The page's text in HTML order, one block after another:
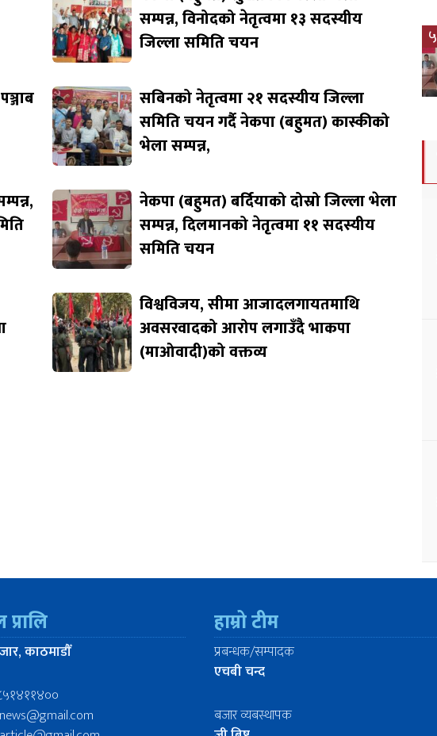
सम्पन्न, विनोदको नेतृत्वमा १३ सदस्यीय
जिल्ला समिति चयन
सबिनको नेतृत्वमा २१ सदस्यीय जिल्ला
समिति चयन गर्दै नेकपा (बहुमत) कास्कीको
भेला सम्पन्न,
नेकपा (बहुमत) बर्दियाको दोस्रो जिल्ला भेला
सम्पन्न, दिलमानको नेतृत्वमा ११ सदस्यीय
समिति चयन
विश्वविजय, सीमा आजादलगायतमाथि
अवसरवादको आरोप लगाउँदै भाकपा
(माओवादी)को वक्तव्य
५
काठमाडौँ
हाम्रो टीम
प्रबन्धक/सम्पादक
एचबी चन्द
बजार व्यबस्थापक